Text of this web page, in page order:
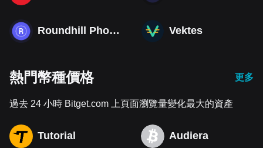
Roundhill Photonics & Optics ETF Vektes
熱門幣種價格 更多
過去 24 小時 Bitget.com 上頁面瀏覽量變化最大的資產
Tutorial Audiera